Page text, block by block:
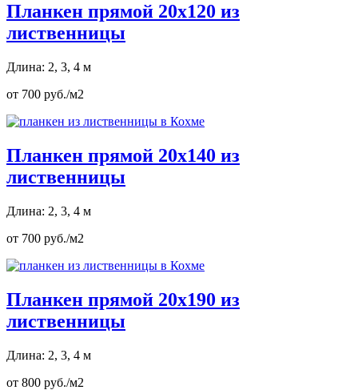
Планкен прямой 20х120 из
лиственницы
Длина: 2, 3, 4 м
от 700 руб./м2
Планкен прямой 20х140 из
лиственницы
Длина: 2, 3, 4 м
от 700 руб./м2
Планкен прямой 20х190 из
лиственницы
Длина: 2, 3, 4 м
от 800 руб./м2